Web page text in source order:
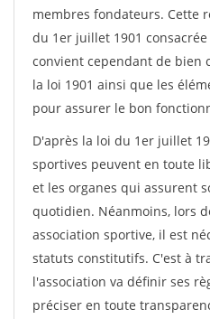
membres fondateurs. Cette
du 1er juillet 1901
convient cependant de bien
la loi 1901 ainsi que les
pour assurer le bon
D'après la loi du 1er juillet
sportives peuvent en toute
et les organes qui assurent
quotidien. Néanmoins, lors
association sportive, il est
statuts constitutifs. C'est à
l'association va définir ses
préciser en toute